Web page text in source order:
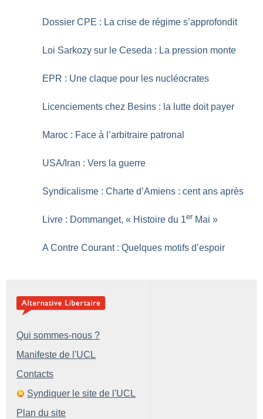
Dossier CPE : La crise de régime s’approfondit
Loi Sarkozy sur le Ceseda : La pression monte
EPR : Une claque pour les nucléocrates
Licenciements chez Besins : la lutte doit payer
Maroc : Face à l’arbitraire patronal
USA/Iran : Vers la guerre
Syndicalisme : Charte d’Amiens : cent ans après
Livre : Dommanget, « Histoire du 1er Mai »
A Contre Courant : Quelques motifs d’espoir
Qui sommes-nous ?
Manifeste de l'UCL
Contacts
Syndiquer le site de l'UCL
Plan du site